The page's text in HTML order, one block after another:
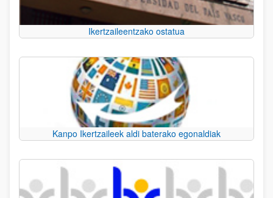
Ikertzaileentzako ostatua
Kanpo Ikertzaileek aldi baterako egonaldiak